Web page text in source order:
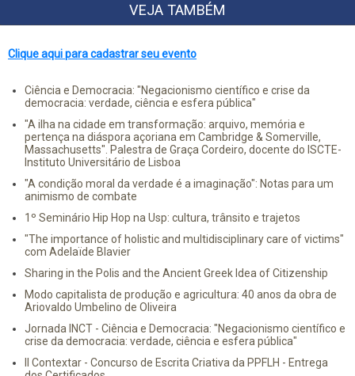
VEJA TAMBÉM
Clique aqui para cadastrar seu evento
Ciência e Democracia: "Negacionismo científico e crise da
democracia: verdade, ciência e esfera pública"
"A ilha na cidade em transformação: arquivo, memória e
pertença na diáspora açoriana em Cambridge & Somerville,
Massachusetts". Palestra de Graça Cordeiro, docente do ISCTE-
Instituto Universitário de Lisboa
"A condição moral da verdade é a imaginação": Notas para um
animismo de combate
1º Seminário Hip Hop na Usp: cultura, trânsito e trajetos
"The importance of holistic and multidisciplinary care of victims"
com Adelaïde Blavier
Sharing in the Polis and the Ancient Greek Idea of Citizenship
Modo capitalista de produção e agricultura: 40 anos da obra de
Ariovaldo Umbelino de Oliveira
Jornada INCT - Ciência e Democracia: "Negacionismo científico e
crise da democracia: verdade, ciência e esfera pública"
II Contextar - Concurso de Escrita Criativa da PPFLH - Entrega